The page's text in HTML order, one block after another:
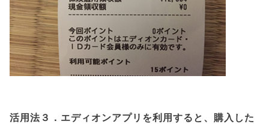
活用法３．エディオンアプリを利用すると、購入した